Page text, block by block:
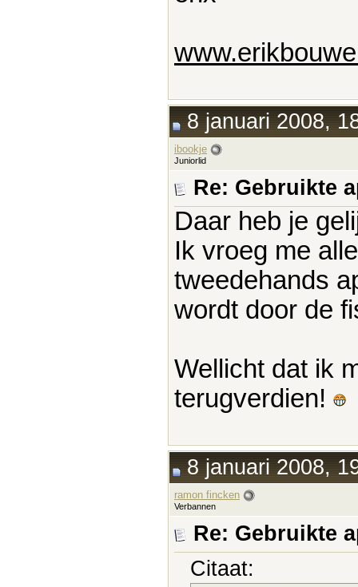
8 januari 2008,
ibookje
Juniorlid
Re: Gebruikte
Daar heb je
Ik vroeg me
tweedehands
wordt door de
Wellicht dat ik
terugverdien!
8 januari 2008,
ramon fincken
Verbannen
Re: Gebruikte
Citaat: